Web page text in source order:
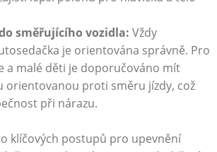
směřujícího vozidla: Vždy
je orientována správně. Pro
a malé děti je doporučováno mít
orientovanou proti směru jízdy, což
při nárazu.
klíčových postupů pro upevnění